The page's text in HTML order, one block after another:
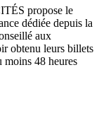
propose le
dédiée depuis la
aux
obtenu leurs billets
moins 48 heures